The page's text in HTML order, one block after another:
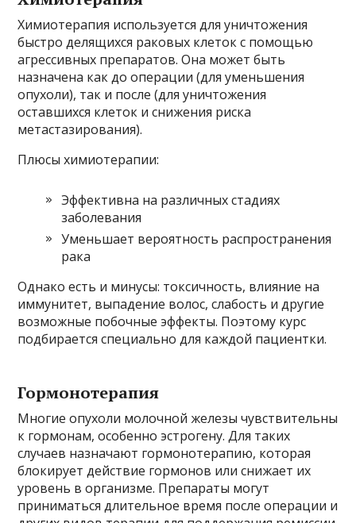
Химиотерапия используется для уничтожения
быстро делящихся раковых клеток с помощью
агрессивных препаратов. Она может быть
назначена как до операции (для уменьшения
опухоли), так и после (для уничтожения
оставшихся клеток и снижения риска
метастазирования).
Плюсы химиотерапии:
Эффективна на различных стадиях
заболевания
Уменьшает вероятность распространения
рака
Однако есть и минусы: токсичность, влияние на
иммунитет, выпадение волос, слабость и другие
возможные побочные эффекты. Поэтому курс
подбирается специально для каждой пациентки.
Гормонотерапия
Многие опухоли молочной железы чувствительны
к гормонам, особенно эстрогену. Для таких
случаев назначают гормонотерапию, которая
блокирует действие гормонов или снижает их
уровень в организме. Препараты могут
приниматься длительное время после операции и